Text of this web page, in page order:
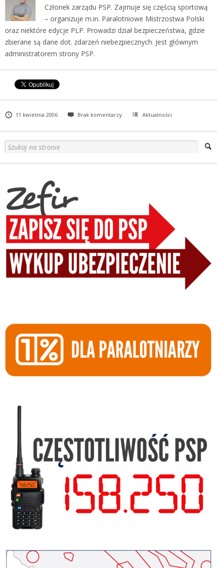
Członek zarządu PSP. Zajmuje się częścią sportową
– organizuje m.in. Paralotniowe Mistrzostwa Polski
oraz niektóre edycje PLP. Prowadzi dział bezpieczeństwa, gdzie
zbierane są dane dot. zdarzeń niebezpiecznych. Jest głównym
administratorem strony PSP.
11 kwietnia 2006 Brak komentarzy Aktualności